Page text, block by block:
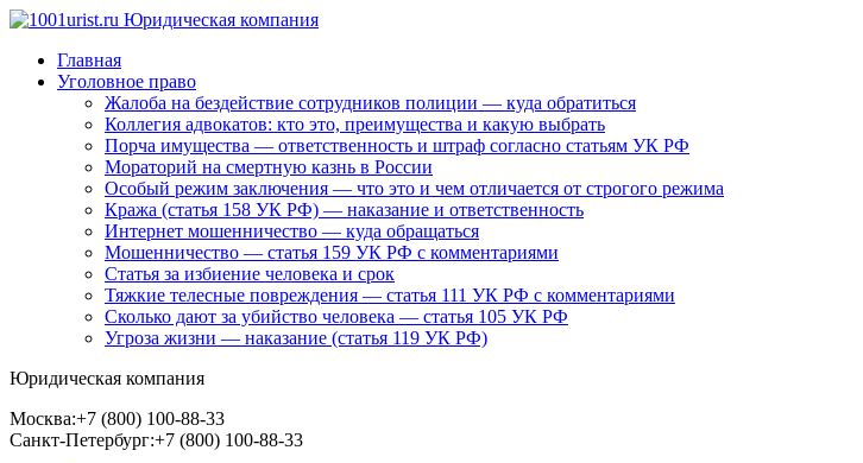
Главная
Уголовное право
Жалоба на бездействие сотрудников полиции — куда обратиться
Коллегия адвокатов: кто это, преимущества и какую выбрать
Порча имущества — ответственность и штраф согласно статьям УК РФ
Мораторий на смертную казнь в России
Особый режим заключения — что это и чем отличается от строгого режима
Кража (статья 158 УК РФ) — наказание и ответственность
Интернет мошенничество — куда обращаться
Мошенничество — статья 159 УК РФ с комментариями
Статья за избиение человека и срок
Тяжкие телесные повреждения — статья 111 УК РФ с комментариями
Сколько дают за убийство человека — статья 105 УК РФ
Угроза жизни — наказание (статья 119 УК РФ)
Юридическая компания
Москва:+7 (800) 100-88-33
Санкт-Петербург:+7 (800) 100-88-33